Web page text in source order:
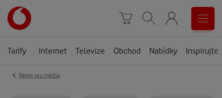
stránka
Košík Vyhledávání Menu
Tarify Internet Televize Obchod Nabídky Inspirujte
‹ Nejen pro média